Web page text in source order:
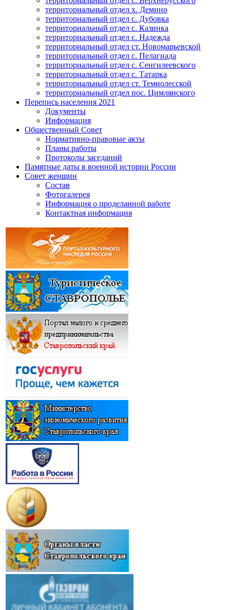
территориальный отдел х. Демино
территориальный отдел с. Дубовка
территориальный отдел с. Казинка
территориальный отдел с. Надежда
территориальный отдел ст. Новомарьевской
территориальный отдел с. Пелагиада
территориальный отдел с. Сенгилеевского
территориальный отдел с. Татарка
территориальный отдел ст. Темнолесской
территориальный отдел пос. Цимлянского
Перепись населения 2021
Документы
Информация
Общественный Совет
Нормативно-правовые акты
Планы работы
Протоколы заседаний
Памятные даты в военной истории России
Совет женщин
Состав
Фотогалерея
Информация о проделанной работе
Контактная информация